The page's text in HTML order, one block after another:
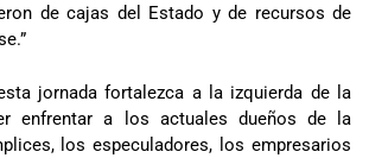
de cajas del Estado y de recursos de
jornada fortalezca a la izquierda de la
enfrentar a los actuales dueños de la
los especuladores, los empresarios